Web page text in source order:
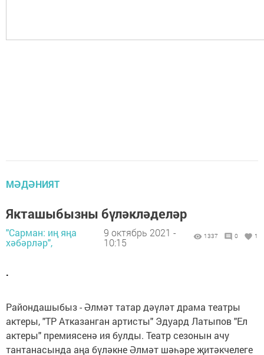
МӘДӘНИЯТ
Якташыбызны бүләкләделәр
"Сарман: иң яңа
хәбәрләр",
9 октябрь 2021 -
10:15
1337 0 1
.
Райондашыбыз - Әлмәт татар дәүләт драма театры
актеры, "ТР Атказанган артисты" Эдуард Латыпов "Ел
актеры" премиясенә ия булды. Театр сезонын ачу
тантанасында аңа бүләкне Әлмәт шәһәре җитәкчелеге